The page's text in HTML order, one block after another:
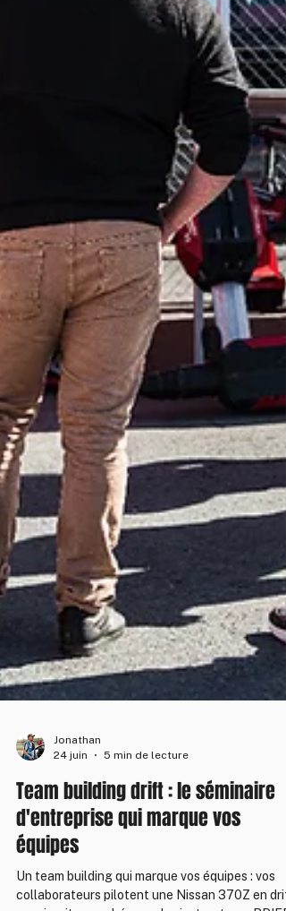
24 juin
5 min de lecture
Team building drift : le séminaire
d'entreprise qui marque vos
équipes